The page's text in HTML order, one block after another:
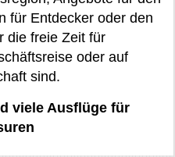
für Entdecker oder den
die freie Zeit für
oder auf
sind.
viele Ausflüge für